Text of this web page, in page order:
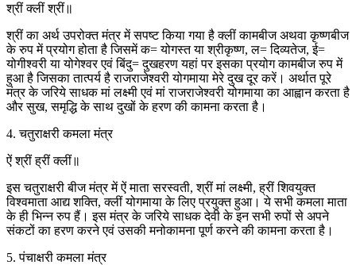
श्रीं क्लीं श्रीं॥
श्रीं का अर्थ उपरोक्त मंत्र में सपष्ट किया गया है क्लीं कामबीज अथवा कृष्णबीज
के रुप में प्रयोग होता है जिसमें क= योगस्त या श्रीकृष्ण, ल= दिव्यतेज, ई=
योगीश्वरी या योगेश्वर एवं बिंदु= दुखहरण यहां पर इसका प्रयोग कामबीज रुप में
हुआ है जिसका तात्पर्य है राजराजेश्वरी योगमाया मेरे दुख दूर करें। अर्थात पूरे
मंत्र के जरिये साधक मां लक्ष्मी एवं मां राजराजेश्वरी योगमाया का आह्वान करता है
और सुख, समृद्धि के साथ दुखों के हरण की कामना करता है।
4. चतुराक्षरी कमला मंत्र
ऐं श्रीं ह्रीं क्लीं॥
इस चतुराक्षरी बीज मंत्र में ऐं माता सरस्वती, श्रीं मां लक्ष्मी, ह्रीं शिवयुक्त
विश्वमाता आद्य शक्ति, क्लीं योगमाया के लिए प्रयुक्त हुआ। ये सभी कमला माता
के ही भिन्न रुप हैं। इस मंत्र के जरिये साधक देवी के इन सभी रुपों से अपने
संकटों का हरण करने एवं उसकी मनोकामना पूर्ण करने की कामना करता है।
5. पंचाक्षरी कमला मंत्र